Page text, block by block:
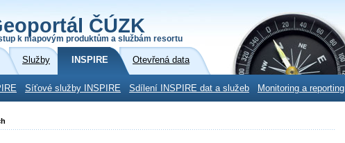
ČÚZK
k mapovým produktům a službám resortu
Služby INSPIRE Otevřená data
Síťové služby INSPIRE Sdílení INSPIRE dat a služeb Monitoring a reporting